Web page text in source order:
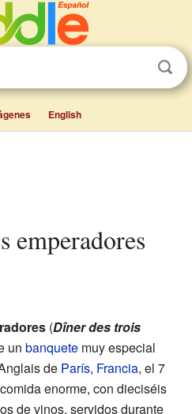
English
(Dîner des trois
un banquete muy especial
de París, Francia, el 7
enorme, con dieciséis
de vinos, servidos durante